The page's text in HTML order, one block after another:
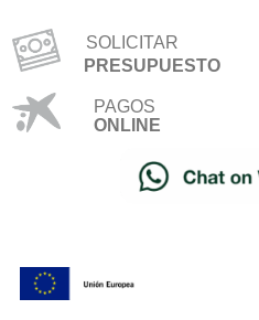
SOLICITAR
PRESUPUESTO
PAGOS
ONLINE